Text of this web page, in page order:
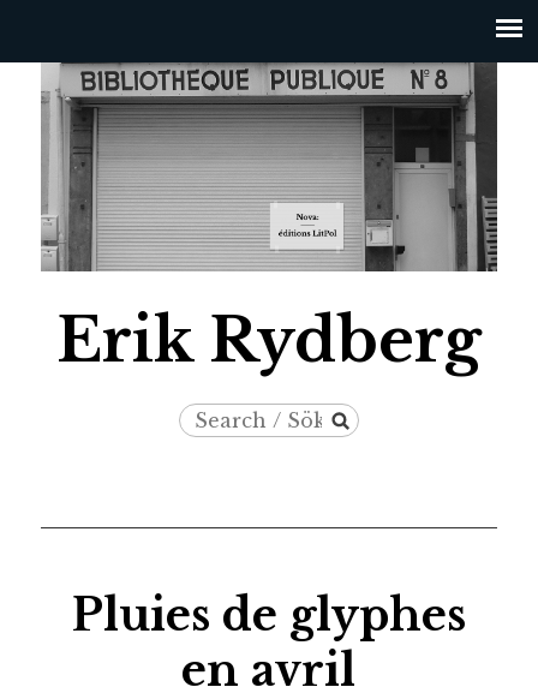
Erik Rydberg
SearchSearch
Pluies de glyphes
en avril